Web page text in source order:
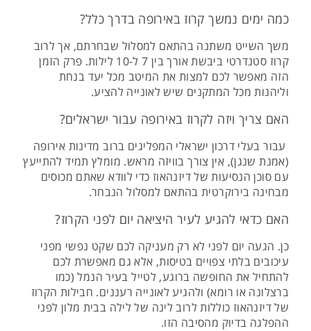
כמה ימים נמשך קרוז באירופה בדרך כלל?
משך השייט משתנה בהתאם למסלול שבחרתם, אך לרוב
קרוז סטנדרטי ביבשת אורך בין 7 ל-10 לילות. פרק הזמן
הזה מאפשר לכם למצות את המיטב מכל יעד בנחת
וליהנות מכל המתקנים שיש לאונייה להציע.
האם צריך ויזה לקרוז באירופה עבור ישראלים?
עבור בעלי דרכון ישראלי המפליגים ברוב מדינות אירופה
(אמנת שנגן), אין צורך בוויזה מראש. מומלץ תמיד להתייעץ
עם סוכן הנסיעות של דיזנהאוז כדי לוודא שאתם מכוסים
מבחינה בירוקרטית בהתאם למסלול הנבחר.
האם כדאי להגיע לעיר היציאה יום לפני הקרוז?
כן. הגעה יום לפני לא רק מעניקה לכם שקט נפשי מפני
עיכובים בלתי צפויים בטיסות, אלא גם מאפשרת לכם
להתחיל את החופשה ברוגע, לטייל בעיר הנמל (כמו
ברצלונה או רומא) ולהגיע לאונייה רעננים. חבילות הקרוז
של דיזנהאוז כוללות לרוב לינה של לילה בבית מלון לפני
ההפלגה בדיוק מהסיבה הזו.